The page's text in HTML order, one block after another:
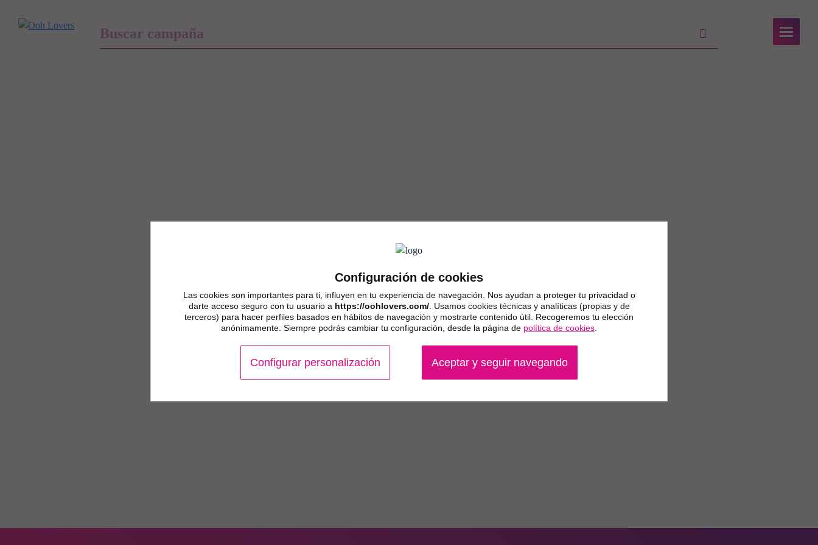
Configuración de cookies
Las cookies son importantes para ti, influyen en tu experiencia de navegación. Nos ayudan a proteger tu privacidad o
darte acceso seguro con tu usuario a https://oohlovers.com/. Usamos cookies técnicas y analíticas (propias y de
terceros) para hacer perfiles basados en hábitos de navegación y mostrarte contenido útil. Recogeremos tu elección
anónimamente. Siempre podrás cambiar tu configuración, desde la página de política de cookies
Configurar personalización Aceptar y seguir navegando